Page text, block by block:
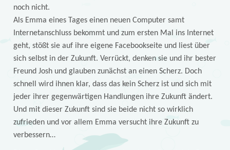
noch nicht.
Als Emma eines Tages einen neuen Computer samt
Internetanschluss bekommt und zum ersten Mal ins Internet
geht, stößt sie auf ihre eigene Facebookseite und liest über
sich selbst in der Zukunft. Verrückt, denken sie und ihr bester
Freund Josh und glauben zunächst an einen Scherz. Doch
schnell wird ihnen klar, dass das kein Scherz ist und sich mit
jeder ihrer gegenwärtigen Handlungen ihre Zukunft ändert.
Und mit dieser Zukunft sind sie beide nicht so wirklich
zufrieden und vor allem Emma versucht ihre Zukunft zu
verbessern…